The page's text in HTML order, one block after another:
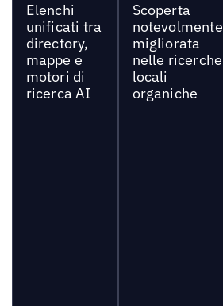
Elenchi
unificati tra
directory,
mappe e
motori di
ricerca AI
Scoperta
notevolmente
migliorata
nelle ricerche
locali
organiche